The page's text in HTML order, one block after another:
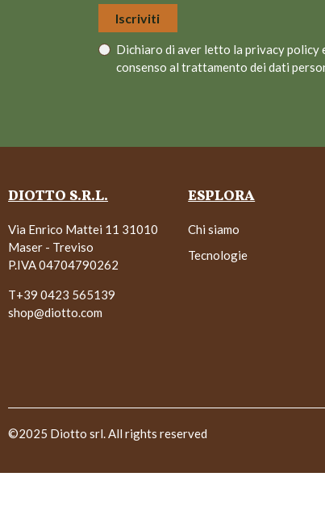
Dichiaro di aver letto laprivacy policy
consenso al trattamento dei dati
DIOTTO S.R.L.
Via Enrico Mattei 11 31010
Maser - Treviso
P.IVA 04704790262
T+39 0423 565139
shop@diotto.com
ESPLORA
Chi siamo
Tecnologie
©2025 Diotto srl. All rights reserved